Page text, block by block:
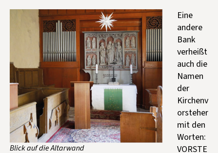
Blick auf die Altarwand
Eine
andere
Bank
verheißt
auch die
Namen
der
Kirchenv
orsteher
mit den
Worten:
VORSTE